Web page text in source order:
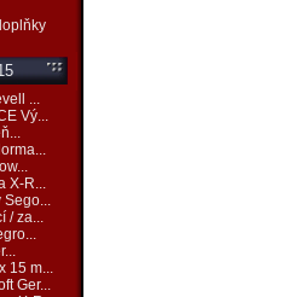
...
Vý...
X-R...
Sego...
/ za...
15 m...
Ger...